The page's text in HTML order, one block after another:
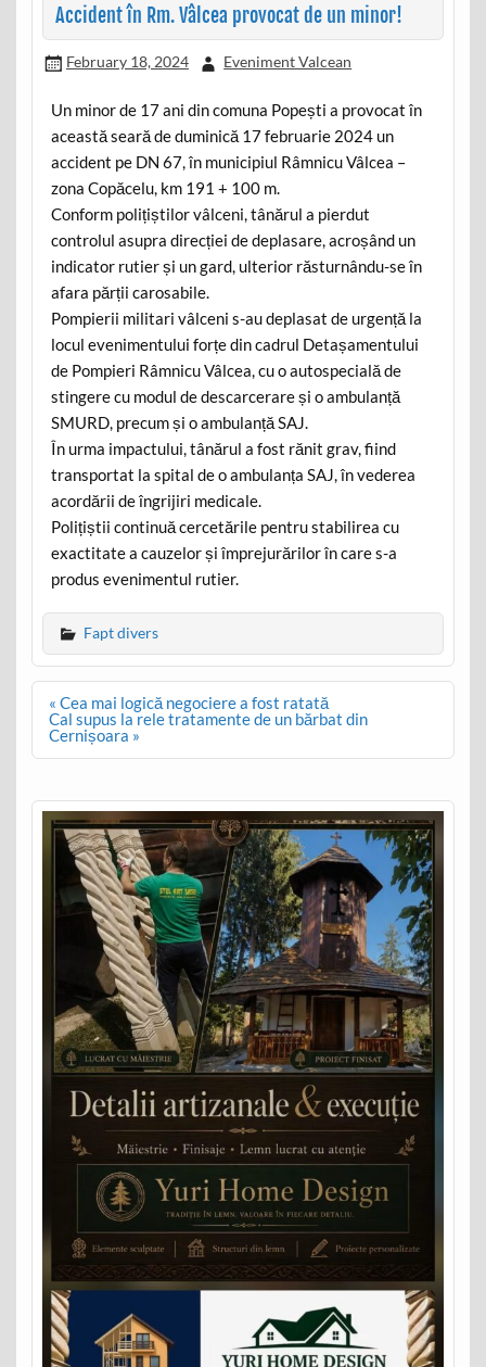
Accident în Rm. Vâlcea provocat de un minor!
February 18, 2024 Eveniment Valcean
Un minor de 17 ani din comuna Popești a provocat în
această seară de duminică 17 februarie 2024 un
accident pe DN 67, în municipiul Râmnicu Vâlcea –
zona Copăcelu, km 191 + 100 m.
Conform polițiștilor vâlceni, tânărul a pierdut
controlul asupra direcției de deplasare, acroșând un
indicator rutier și un gard, ulterior răsturnându-se în
afara părții carosabile.
Pompierii militari vâlceni s-au deplasat de urgență la
locul evenimentului forțe din cadrul Detașamentului
de Pompieri Râmnicu Vâlcea, cu o autospecială de
stingere cu modul de descarcerare și o ambulanță
SMURD, precum și o ambulanță SAJ.
În urma impactului, tânărul a fost rănit grav, fiind
transportat la spital de o ambulanța SAJ, în vederea
acordării de îngrijiri medicale.
Polițiștii continuă cercetările pentru stabilirea cu
exactitate a cauzelor și împrejurărilor în care s-a
produs evenimentul rutier.
Fapt divers
Post
navigation
« Cea mai logică negociere a fost ratată
Cal supus la rele tratamente de un bărbat din
Cernișoara »